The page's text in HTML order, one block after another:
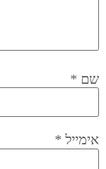
שם *
אימייל *